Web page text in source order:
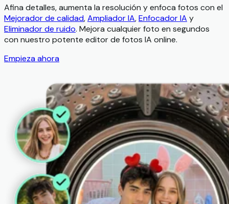
Afina detalles, aumenta la resolución y enfoca fotos con el
Mejorador de calidad,Ampliador IA,Enfocador IA y
Eliminador de ruido. Mejora cualquier foto en segundos
con nuestro potente editor de fotos IA online.
Empieza ahora